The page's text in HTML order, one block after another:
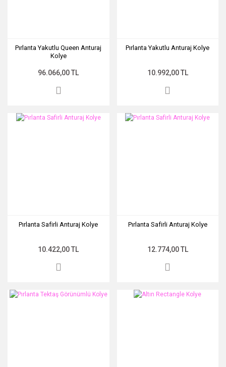
Pırlanta Yakutlu Queen Anturaj
Kolye
96.066,00 TL
Pırlanta Yakutlu Anturaj Kolye
10.992,00 TL
Pırlanta Safirli Anturaj Kolye
10.422,00 TL
Pırlanta Safirli Anturaj Kolye
12.774,00 TL